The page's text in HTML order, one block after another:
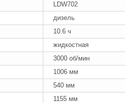
LDW702
дизель
10.6 ч
жидкостная
3000 об/мин
1006 мм
540 мм
1155 мм